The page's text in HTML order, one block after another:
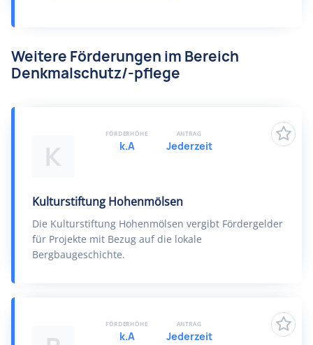
Weitere Förderungen im Bereich
Denkmalschutz/-pflege
K
Kulturstiftung Hohenmölsen
Die Kulturstiftung Hohenmölsen vergibt Fördergelder
für Projekte mit Bezug auf die lokale
Bergbaugeschichte.
FÖRDERHÖHE
k.A
ANTRAG
Jederzeit
FÖRDERHÖHE
k.A
ANTRAG
Jederzeit